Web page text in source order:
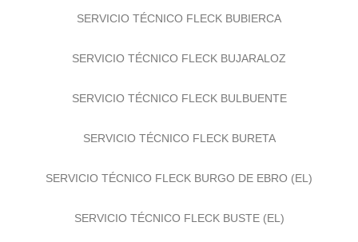
SERVICIO TÉCNICO FLECK BUBIERCA
SERVICIO TÉCNICO FLECK BUJARALOZ
SERVICIO TÉCNICO FLECK BULBUENTE
SERVICIO TÉCNICO FLECK BURETA
SERVICIO TÉCNICO FLECK BURGO DE EBRO (EL)
SERVICIO TÉCNICO FLECK BUSTE (EL)